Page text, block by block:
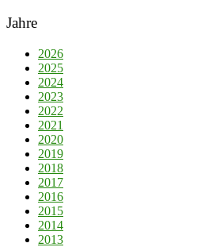
Jahre
2026
2025
2024
2023
2022
2021
2020
2019
2018
2017
2016
2015
2014
2013